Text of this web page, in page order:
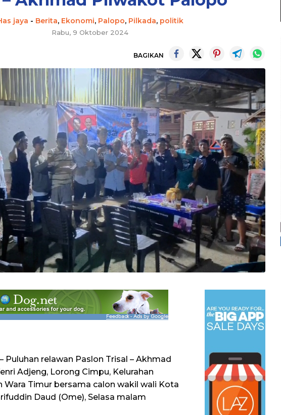
jaya - Berita, Ekonomi, Palopo, Pilkada, politik
Rabu, 9 Oktober 2024
BAGIKAN
– Puluhan relawan Paslon Trisal – Akhmad
Adjeng, Lorong Cimpu, Kelurahan
Wara Timur bersama calon wakil wali Kota
Daud (Ome), Selasa malam